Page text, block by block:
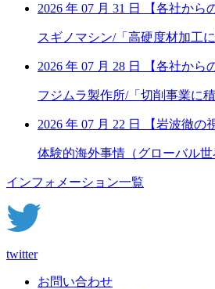
2026 年 07 月 31 日 【各社から
スギノマシン/「高硬度材加工
2026 年 07 月 28 日 【各社から
フジムラ製作所/「切削事業に
2026 年 07 月 22 日 【岩波徹の
体験的海外事情（グローバル
インフォメーション一覧
twitter
お問い合わせ